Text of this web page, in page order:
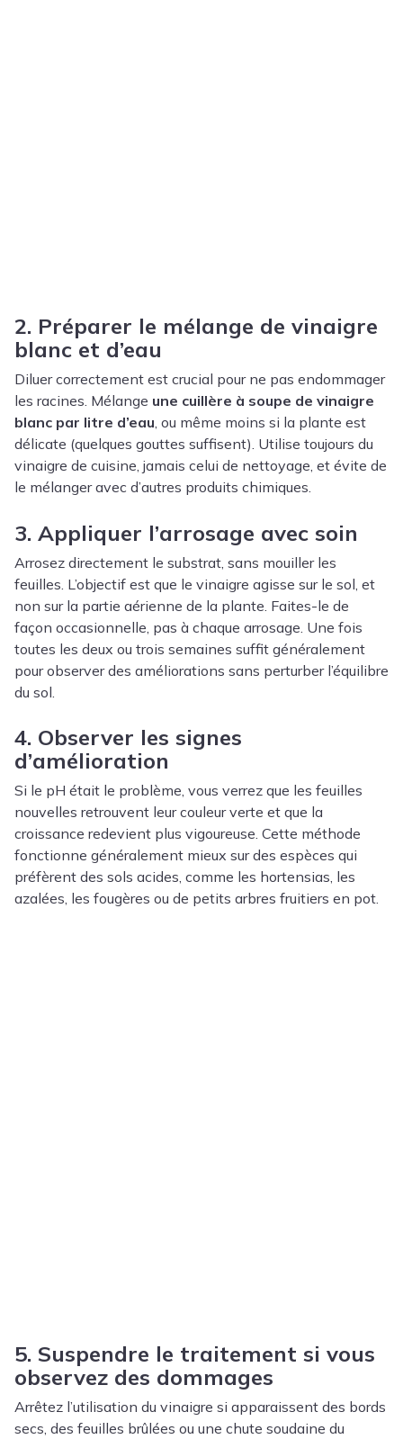
2. Préparer le mélange de vinaigre
blanc et d’eau
Diluer correctement est crucial pour ne pas endommager
les racines. Mélange une cuillère à soupe de vinaigre
blanc par litre d’eau, ou même moins si la plante est
délicate (quelques gouttes suffisent). Utilise toujours du
vinaigre de cuisine, jamais celui de nettoyage, et évite de
le mélanger avec d’autres produits chimiques.
3. Appliquer l’arrosage avec soin
Arrosez directement le substrat, sans mouiller les
feuilles. L’objectif est que le vinaigre agisse sur le sol, et
non sur la partie aérienne de la plante. Faites-le de
façon occasionnelle, pas à chaque arrosage. Une fois
toutes les deux ou trois semaines suffit généralement
pour observer des améliorations sans perturber l’équilibre
du sol.
4. Observer les signes
d’amélioration
Si le pH était le problème, vous verrez que les feuilles
nouvelles retrouvent leur couleur verte et que la
croissance redevient plus vigoureuse. Cette méthode
fonctionne généralement mieux sur des espèces qui
préfèrent des sols acides, comme les hortensias, les
azalées, les fougères ou de petits arbres fruitiers en pot.
5. Suspendre le traitement si vous
observez des dommages
Arrêtez l’utilisation du vinaigre si apparaissent des bords
secs, des feuilles brûlées ou une chute soudaine du